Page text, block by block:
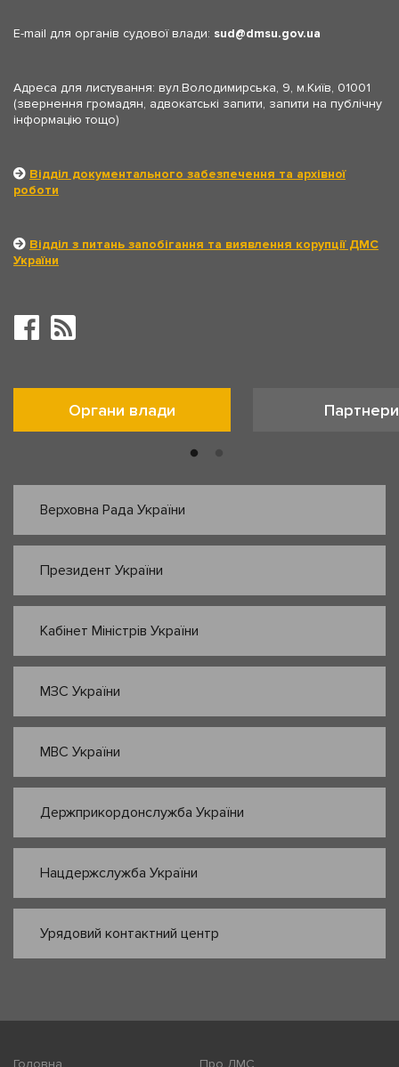
E-mail для органів судової влади: sud dmsu.gov.ua
Адреса для листування: вул.Володимирська, 9, м.Київ, 01001
(звернення громадян, адвокатські запити, запити на публічну
інформацію тощо)
Відділ документального забезпечення та архівної
роботи
Відділ з питань запобігання та виявлення корупції ДМС
України
Органи влади Партнери
Верховна Рада України
Президент України
Кабінет Міністрів України
МЗС України
МВС України
Держприкордонслужба України
Нацдержслужба України
Урядовий контактний центр
Головна Про ДМС